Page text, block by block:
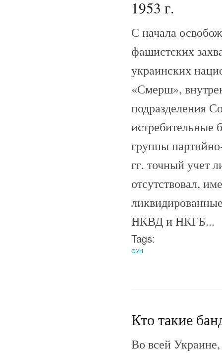
1953 г.
С начала
фашистских
украинских
«Смерш»,
подразделения
истребительные
группы
гг. точный учет
отсутствовал,
НКВД и НКГБ...
Tags:
ОУН
Кто такие
Во всей